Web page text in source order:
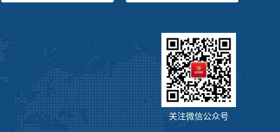
关注微信公众号